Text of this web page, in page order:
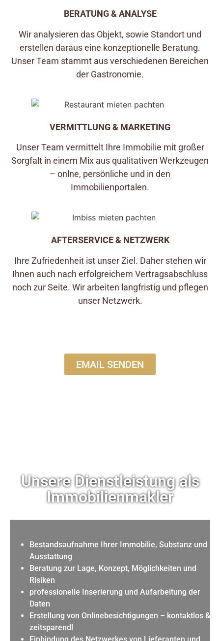
BERATUNG & ANALYSE
Wir analysieren das Objekt, sowie Standort und
erstellen daraus eine konzeptionelle Beratung.
Unser Team stammt aus verschiedenen Bereichen
der Gastronomie.
VERMITTLUNG & MARKETING
Unser Team vermittelt Ihre Immobilie mit großer
Sorgfalt in einem Mix aus qualitativen Werkzeugen
– onlne, persönliche und in den
Immobilienportalen.
AFTERSERVICE & NETZWERK
Ihre Zufriedenheit ist unser Ziel. Daher stehen wir
Ihnen auch nach erfolgreichem Vertragsabschluss
noch zur Seite. Wir arbeiten langfristig und pflegen
unser Netzwerk.
EMAIL SENDEN
Unsere Dienstleistung als
Immobilienmakler
Bestandsaufnahme Ihrer Immobilie, Substanz und
Ausstattung
Beratung zur Lage, Konzept, Möglichkeiten und
Risiken
professionelle Inserierung und Aufarbeitung der
Daten
Erstellung von Onlinebesichtigungen – kontaktlos &
zeitsparend!
Einbindung des Netzwerkes von Lieferanten und